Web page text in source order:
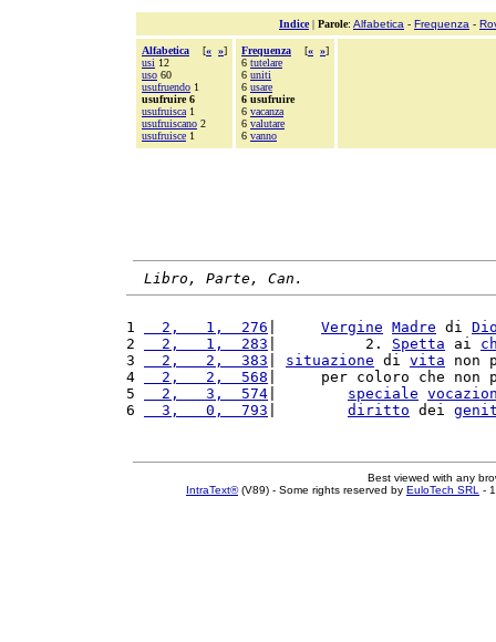
Indice| Parole: Alfabetica - Frequenza -
Alfabetica [« »]
usi 12
uso 60
usufruendo 1
usufruire 6
usufruisca 1
usufruiscano 2
usufruisce 1
Frequenza [« »]
6 tutelare
6 uniti
6 usare
6 usufruire
6 vacanza
6 valutare
6 vanno
Libro, Parte, Can.
1
  2,   1,  276
Vergine Madre di
2
  2,   1,  283
|          2. Spetta ai
3
  2,   2,  383
situazione di vita non
4
  2,   2,  568
|     per coloro che non
5
  2,   3,  574
speciale
6
  3,   0,  793
diritto dei
Best viewed with any
IntraText®(V89) - Some rights reserved by EuloTech SRL -